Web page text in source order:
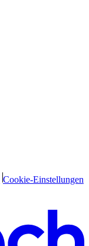
Cookie-Einstellungen